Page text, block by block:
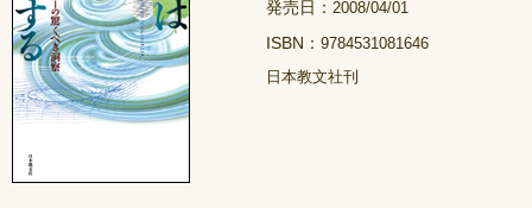
発売日： 2008/04/01
ISBN： 9784531081646
日本教文社刊